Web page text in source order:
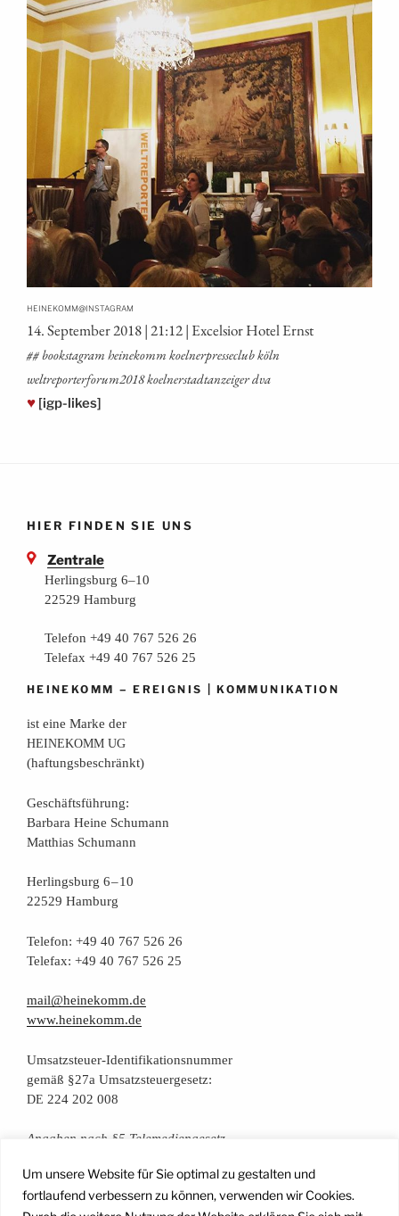
Um unsere Website für Sie optimal zu gestalten und
fortlaufend verbessern zu können, verwenden wir Cookies.
HEINEKOMM@INSTAGRAM
14. Sep­tem­ber 2018 | 21:12 | Excel­si­or Hotel Ernst
## booksta­gram hei­ne­komm koel­nerpres­se­club köln
weltreporterforum2018 koel­ner­stadt­an­zei­ger dva
♥ [igp-likes]
HIER FINDEN SIE UNS
Zentrale
Herlingsburg 6–10
22529 Hamburg
Telefon +49 40 767 526 26
Telefax +49 40 767 526 25
HEINEKOMM –EREIGNIS |KOMMUNIKATION
ist eine Mar­ke der
HEINEKOMM UG
(haf­tungs­be­schränkt)
Geschäfts­füh­rung:
Bar­ba­ra Hei­ne Schumann
Mat­thi­as Schumann
Her­lings­burg 6 – 10
22529 Hamburg
Tele­fon: +49 40 767 526 26
Tele­fax: +49 40 767 526 25
mail@heinekomm.de
www.heinekomm.de
Umsatz­steu­er-Iden­ti­fi­ka­ti­ons­num­mer
gemäß §27a Umsatzsteuergesetz:
DE 224 202 008
Anga­ben nach §5 Telemediengesetz
Daten­schutz­er­klä­rung